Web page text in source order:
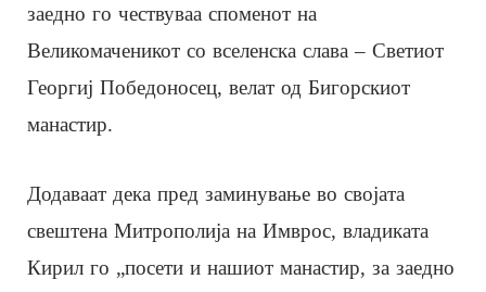
заедно го чествуваа споменот на
Великомаченикот со вселенска слава – Светиот
Георгиј Победоносец, велат од Бигорскиот
манастир.
Додаваат дека пред заминување во својата
свештена Митрополија на Имврос, владиката
Кирил го „посети и нашиот манастир, за заедно